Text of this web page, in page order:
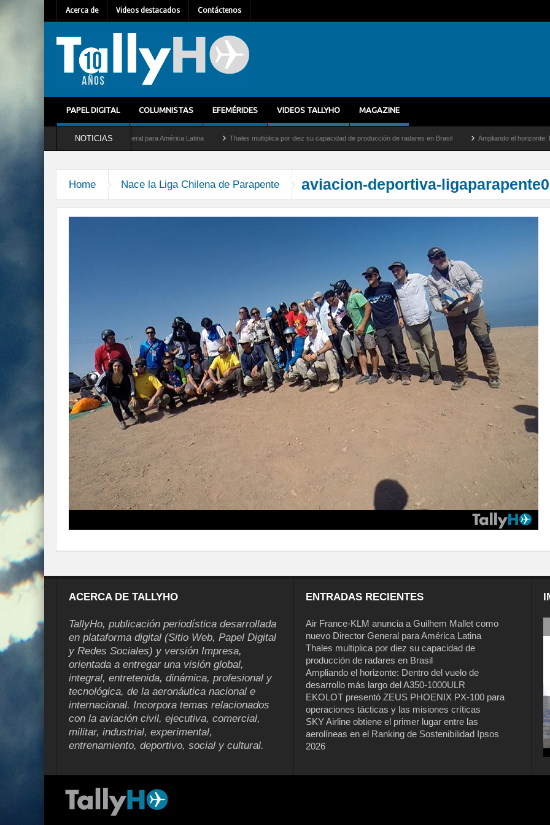
Acerca de Videos destacados Contáctenos
PAPEL DIGITAL COLUMNISTAS EFEMÉRIDES VIDEOS TALLYHO MAGAZINE
NOTICIAS
Mallet como nuevo Director General para América Latina Thales multiplica por diez su capacidad de producción de radares en Brasil Ampliando el horizonte:
Home Nace la Liga Chilena de Parapente aviacion-deportiva-
ACERCA DE TALLYHO
TallyHo, publicación periodística desarrollada
en plataforma digital (Sitio Web, Papel Digital
y Redes Sociales) y versión Impresa,
orientada a entregar una visión global,
integral, entretenida, dinámica, profesional y
tecnológica, de la aeronáutica nacional e
internacional. Incorpora temas relacionados
con la aviación civil, ejecutiva, comercial,
militar, industrial, experimental,
entrenamiento, deportivo, social y cultural.
ENTRADAS RECIENTES
Air France-KLM anuncia a Guilhem Mallet como
nuevo Director General para América Latina
Thales multiplica por diez su capacidad de
producción de radares en Brasil
Ampliando el horizonte: Dentro del vuelo de
desarrollo más largo del A350-1000ULR
EKOLOT presentó ZEUS PHOENIX PX-100 para
operaciones tácticas y las misiones críticas
SKY Airline obtiene el primer lugar entre las
aerolíneas en el Ranking de Sostenibilidad Ipsos
2026